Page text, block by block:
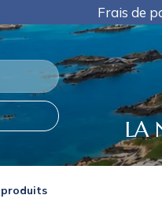
Frais de port
LA
produits